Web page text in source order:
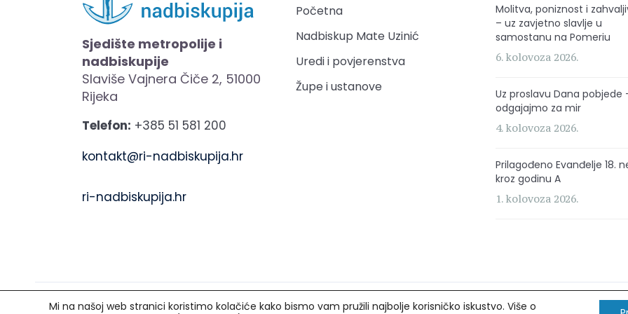
Sjedište metropolije i
nadbiskupije
Slaviše Vajnera Čiče 2, 51000
Rijeka
Telefon: +385 51 581 200
kontakt@ri-nadbiskupija.hr
ri-nadbiskupija.hr
Početna
Nadbiskup Mate Uzinić
Uredi i povjerenstva
Župe i ustanove
Molitva, poniznost i
– uz zavjetno slavlje u
samostanu na Pomeriu
6. kolovoza 2026.
Uz proslavu Dana pobjede
odgajajmo za mir
4. kolovoza 2026.
Prilagođeno Evanđelje 18.
kroz godinu A
1. kolovoza 2026.
Copyright © 2021. Riječka nadbiskupija. Sva prava pridržana.
Mi na našoj web stranici koristimo kolačiće kako bismo vam pružili najbolje korisničko iskustvo. Više o